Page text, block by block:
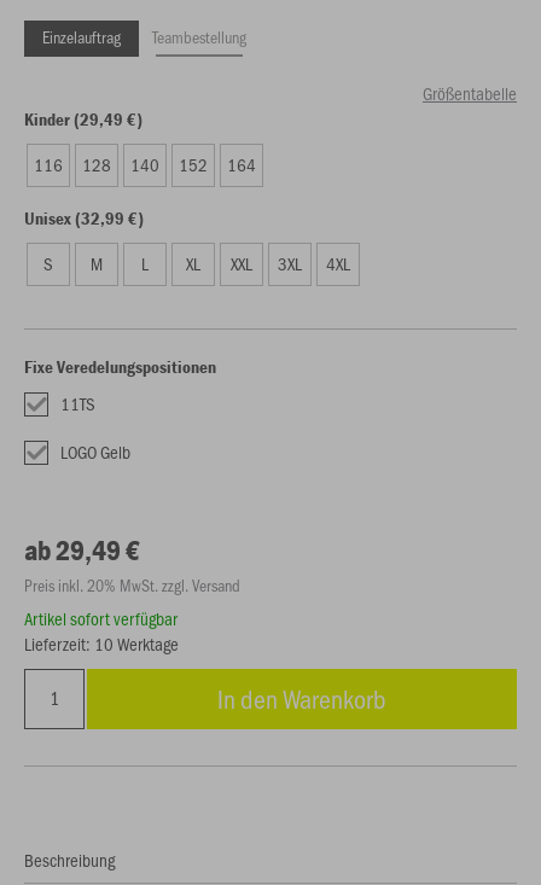
Einzelauftrag Teambestellung
Größentabelle
Kinder (29,49 €)
116 128 140 152 164
Unisex (32,99 €)
S M L XL XXL 3XL 4XL
Fixe Veredelungspositionen
11TS
LOGO Gelb
ab 29,49 €
Preis inkl. 20% MwSt. zzgl. Versand
Artikel sofort verfügbar
Lieferzeit: 10 Werktage
In den Warenkorb
Beschreibung